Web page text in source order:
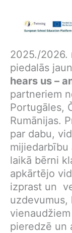
2025./2026.
piedalās
hears us –
partneriem
Portugāles,
Rumānijas.
par dabu,
mijiedarbību
laikā bērni
apkārtējo
izprast un
uzdevumus,
pieredzē un